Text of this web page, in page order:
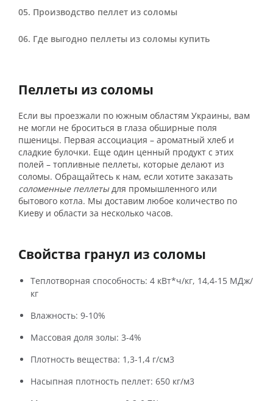
Производство пеллет из соломы
Где выгодно пеллеты из соломы купить
Пеллеты из соломы
Если вы проезжали по южным областям Украины, вам
не могли не броситься в глаза обширные поля
пшеницы. Первая ассоциация – ароматный хлеб и
сладкие булочки. Еще один ценный продукт с этих
полей – топливные пеллеты, которые делают из
соломы. Обращайтесь к нам, если хотите заказать
соломенные пеллетыдля промышленного или
бытового котла. Мы доставим любое количество по
Киеву и области за несколько часов.
Свойства гранул из соломы
Теплотворная способность: 4 кВт*ч/кг, 14,4-15 МДж/
кг
Влажность: 9-10%
Массовая доля золы: 3-4%
Плотность вещества: 1,3-1,4 г/см3
Насыпная плотность пеллет: 650 кг/м3